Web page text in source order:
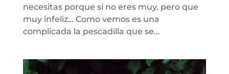
necesitas porque si no eres muy, pero que
muy infeliz… Como vemos es una
complicada la pescadilla que se...